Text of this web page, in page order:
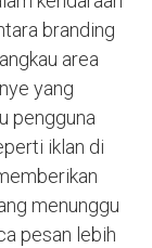
branding
area
yang
pengguna
iklan di
menunggu
pesan lebih